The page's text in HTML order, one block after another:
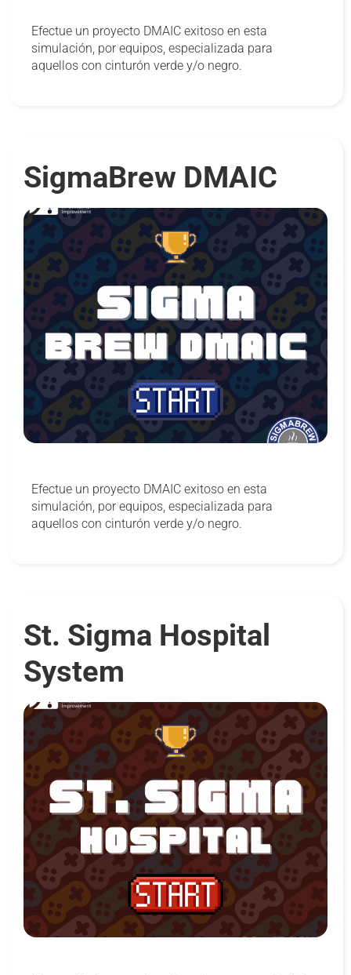
Efectue un proyecto DMAIC exitoso en esta
simulación, por equipos, especializada para
aquellos con cinturón verde y/o negro.
SigmaBrew DMAIC
Efectue un proyecto DMAIC exitoso en esta
simulación, por equipos, especializada para
aquellos con cinturón verde y/o negro.
St. Sigma Hospital
System